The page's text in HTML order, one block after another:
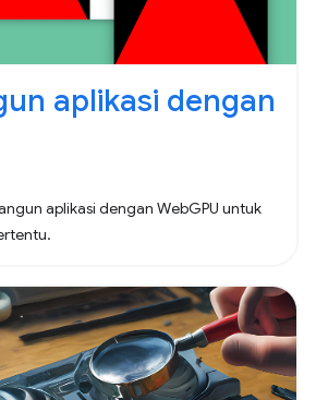
aplikasi dengan
aplikasi dengan WebGPU untuk